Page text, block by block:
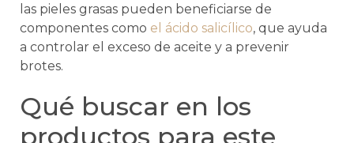
las pieles grasas pueden beneficiarse de
componentes como el ácido salicílico, que ayuda
a controlar el exceso de aceite y a prevenir
brotes.
Qué buscar en los
productos para este